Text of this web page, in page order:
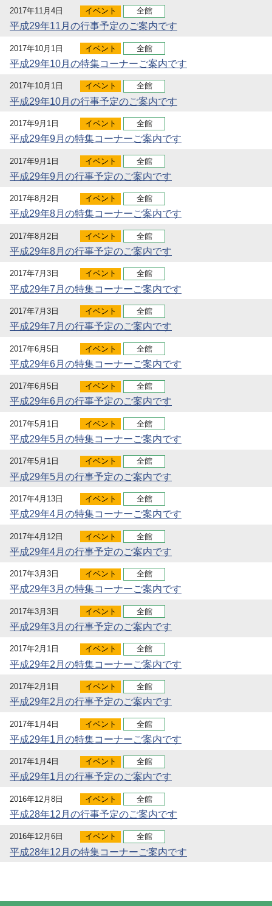
2017年11月4日 イベント 全館
平成29年11月の行事予定のご案内です
2017年10月1日 イベント 全館
平成29年10月の特集コーナーご案内です
2017年10月1日 イベント 全館
平成29年10月の行事予定のご案内です
2017年9月1日 イベント 全館
平成29年9月の特集コーナーご案内です
2017年9月1日 イベント 全館
平成29年9月の行事予定のご案内です
2017年8月2日 イベント 全館
平成29年8月の特集コーナーご案内です
2017年8月2日 イベント 全館
平成29年8月の行事予定のご案内です
2017年7月3日 イベント 全館
平成29年7月の特集コーナーご案内です
2017年7月3日 イベント 全館
平成29年7月の行事予定のご案内です
2017年6月5日 イベント 全館
平成29年6月の特集コーナーご案内です
2017年6月5日 イベント 全館
平成29年6月の行事予定のご案内です
2017年5月1日 イベント 全館
平成29年5月の特集コーナーご案内です
2017年5月1日 イベント 全館
平成29年5月の行事予定のご案内です
2017年4月13日 イベント 全館
平成29年4月の特集コーナーご案内です
2017年4月12日 イベント 全館
平成29年4月の行事予定のご案内です
2017年3月3日 イベント 全館
平成29年3月の特集コーナーご案内です
2017年3月3日 イベント 全館
平成29年3月の行事予定のご案内です
2017年2月1日 イベント 全館
平成29年2月の特集コーナーご案内です
2017年2月1日 イベント 全館
平成29年2月の行事予定のご案内です
2017年1月4日 イベント 全館
平成29年1月の特集コーナーご案内です
2017年1月4日 イベント 全館
平成29年1月の行事予定のご案内です
2016年12月8日 イベント 全館
平成28年12月の行事予定のご案内です
2016年12月6日 イベント 全館
平成28年12月の特集コーナーご案内です